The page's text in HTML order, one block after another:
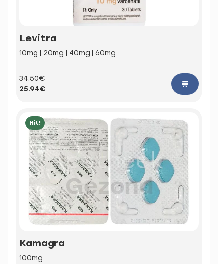
Levitra
10mg | 20mg | 40mg | 60mg
34.50€
25.94€
Hit!
Kamagra
100mg